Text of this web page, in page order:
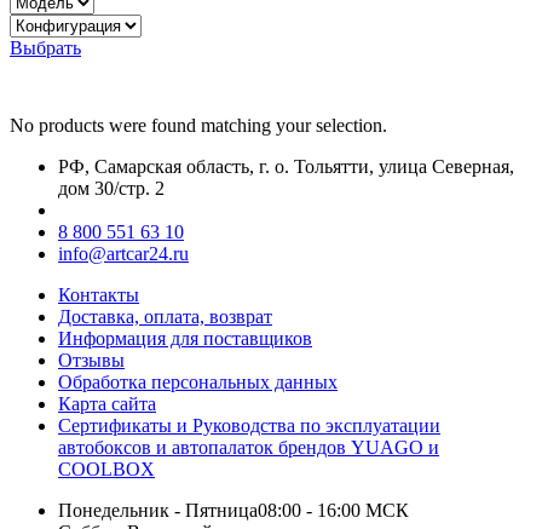
Выбрать
No products were found matching your selection.
РФ, Самарская область, г. о. Тольятти, улица Северная,
дом 30/стр. 2
8 800 551 63 10
info@artcar24.ru
Контакты
Доставка, оплата, возврат
Информация для поставщиков
Отзывы
Обработка персональных данных
Карта сайта
Сертификаты и Руководства по эксплуатации
автобоксов и автопалаток брендов YUAGO и
COOLBOX
Понедельник - Пятница08:00 - 16:00 МСК